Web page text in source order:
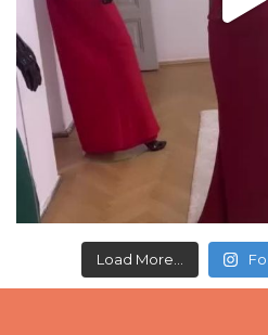
Load More...